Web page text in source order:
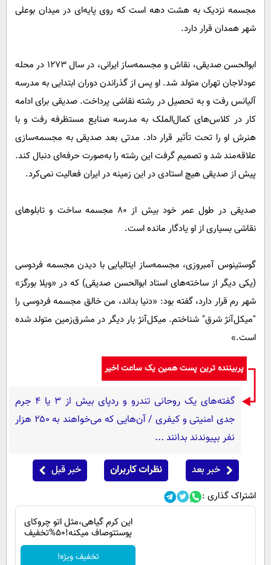
مجسمه نزدیک به هشت دهه است که روی پایه‌ای در میدان بوعلی
شهر همدان قرار دارد.
ابوالحسن صدیقی، نقاش و مجسمه‌ساز ایرانی، در سال 1273 در محله
عودلاجان تهران متولد شد. او پس از گذراندن دوران ابتدایی به مدرسه
آلیانس رفت و به تحصیل در رشته نقاشی پرداخت. صدیقی برای ادامه
کار در کلاس‌های کمال‌الملک به مدرسه صنایع مستظرفه رفت و با
هنرش او را تحت تأثیر قرار داد. مدتی بعد صدیقی به مجسمه‌سازی
علاقه‌مند شد و تصمیم گرفت این رشته را به‌صورت حرفه‌ای دنبال کند.
پیش از صدیقی هیچ استادی در این زمینه در ایران فعالیت نمی‌کرد.
صدیقی در طول عمر خود بیش از 80 مجسمه ساخت و تابلوهای
نقاشی بسیاری از او یادگار مانده است.
گوستینوس آمبروزی، مجسمه‌ساز ایتالیایی با دیدن مجسمه فردوسی
(یکی دیگر از ساخته‌های استاد ابوالحسن صدیقی) که در «ویلا بورگز»
شهر رم قرار دارد، گفته بود: «دنیا بداند، من خالق مجسمه فردوسی را
"میکل‌آنژ شرق" شناختم. میکل‌آنژ بار دیگر در مشرق‌زمین متولد شده‌
است.»
پربیننده ترین پست همین یک ساعت اخیر
گفته‌های یک روحانی تندرو و ردپای بیش از ۳ یا ۴ جرم
جدی امنیتی و کیفری / آن‌هایی که می‌خواهند به ۲۵۰ هزار
نفر بپیوندند بدانند ...
خبر بعد نظرات کاربران خبر قبل
اشتراک گذاری :
این کرم گیاهی،مثل اتو چروکای
پوستتوصاف میکنه!50%تخفیف
تخفیف ویژه!